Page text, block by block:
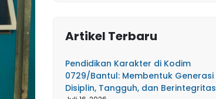
Artikel Terbaru
Pendidikan Karakter di Kodim
0729/Bantul: Membentuk Generasi
Disiplin, Tangguh, dan Berintegritas